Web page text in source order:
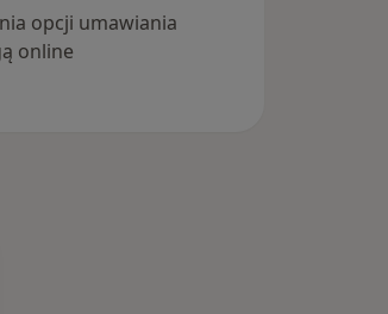
opcji umawiania
online